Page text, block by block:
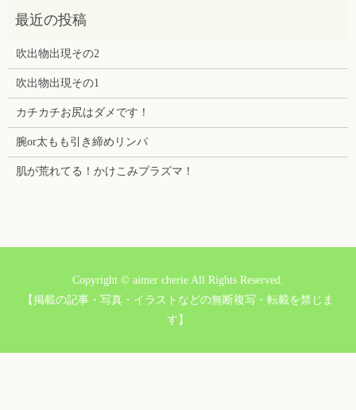
吹出物出現その2
吹出物出現その1
カチカチお尻はダメです！
腕or太もも引き締めリンパ
肌が荒れてる！かけこみプラズマ！
Copyright © aimer cherie All Rights Reserved.
【掲載の記事・写真・イラストなどの無断複写・転載を禁じま
す】